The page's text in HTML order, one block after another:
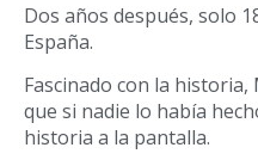
Dos años después, solo
España.
Fascinado con la
que si nadie lo había
historia a la pantalla.